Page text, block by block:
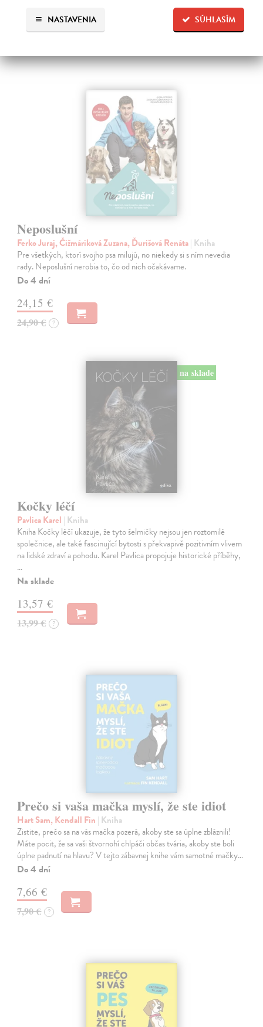
SÚHLASÍM
NASTAVENIA
17,75 €
Neposlušní
Ferko Juraj, Čižmáriková Zuzana, Ďurišová Renáta| Kniha
Pre všetkých, ktorí svojho psa milujú, no niekedy si s ním nevedia
rady. Neposlušní nerobia to, čo od nich očakávame.
Do 4 dní
24,15 €
24,90 € ?
na sklade
Kočky léčí
Pavlica Karel | Kniha
Kniha Kočky léčí ukazuje, že tyto šelmičky nejsou jen roztomilé
společnice, ale také fascinující bytosti s překvapivě pozitivním vlivem
na lidské zdraví a pohodu. Karel Pavlica propojuje historické příběhy,
…
Na sklade
13,57 €
13,99 € ?
Prečo si vaša mačka myslí, že ste idiot
Hart Sam, Kendall Fin | Kniha
Zistite, prečo sa na vás mačka pozerá, akoby ste sa úplne zbláznili!
Máte pocit, že sa vaši štvornohí chlpáči občas tvária, akoby ste boli
úplne padnutí na hlavu? V tejto zábavnej knihe vám samotné mačky…
Do 4 dní
7,66 €
7,90 € ?